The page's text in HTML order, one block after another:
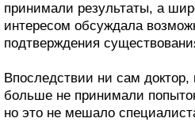
принимали результаты, а
интересом обсуждала
подтверждения
Впоследствии ни сам доктор,
больше не принимали
но это не мешало